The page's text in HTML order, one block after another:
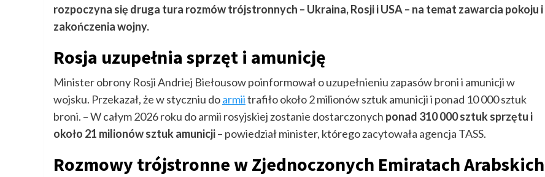
rozpoczyna się druga tura rozmów trójstronnych – Ukraina, Rosji i USA – na temat zawarcia pokoju i
zakończenia wojny.
Rosja uzupełnia sprzęt i amunicję
Minister obrony Rosji Andriej Biełousow poinformował o uzupełnieniu zapasów broni i amunicji w
wojsku. Przekazał, że w styczniu doarmiitrafiło około 2 milionów sztuk amunicji i ponad 10 000 sztuk
broni. – W całym 2026 roku do armii rosyjskiej zostanie dostarczonych ponad 310 000 sztuk sprzętu i
około 21 milionów sztuk amunicji– powiedział minister, którego zacytowała agencja TASS.
Rozmowy trójstronne w Zjednoczonych Emiratach Arabskich